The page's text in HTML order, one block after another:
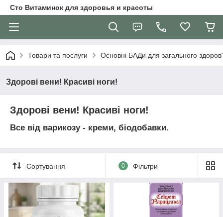
Сто Витаминок для здоровья и красоты
Товари та послуги Основні БАДи для загального
Здорові вени! Красиві ноги!
Здорові вени! Красиві ноги!
Все від варикозу - креми, біодобавки.
Сортування 0 Фільтри